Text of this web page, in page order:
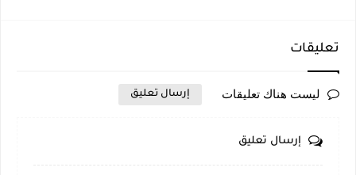
تعليقات
ليست هناك تعليقات إرسال تعليق
إرسال تعليق